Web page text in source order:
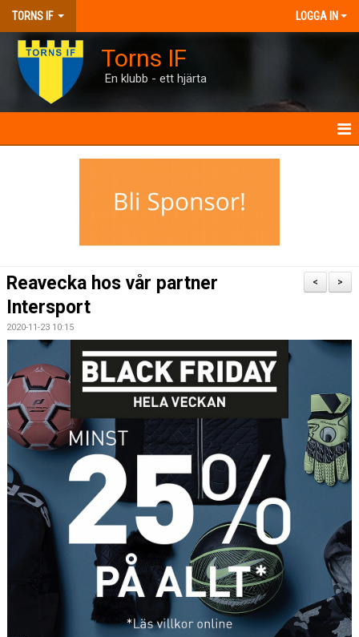
TORNS IF LOGGA IN
Torns IF
En klubb - ett hjärta
MATCHER
TORN I SAMHÄLLET
ARRANGEMANG
WEBBSHOP
>
<
Reavecka hos vår partner
Intersport
2020-11-23 10:15